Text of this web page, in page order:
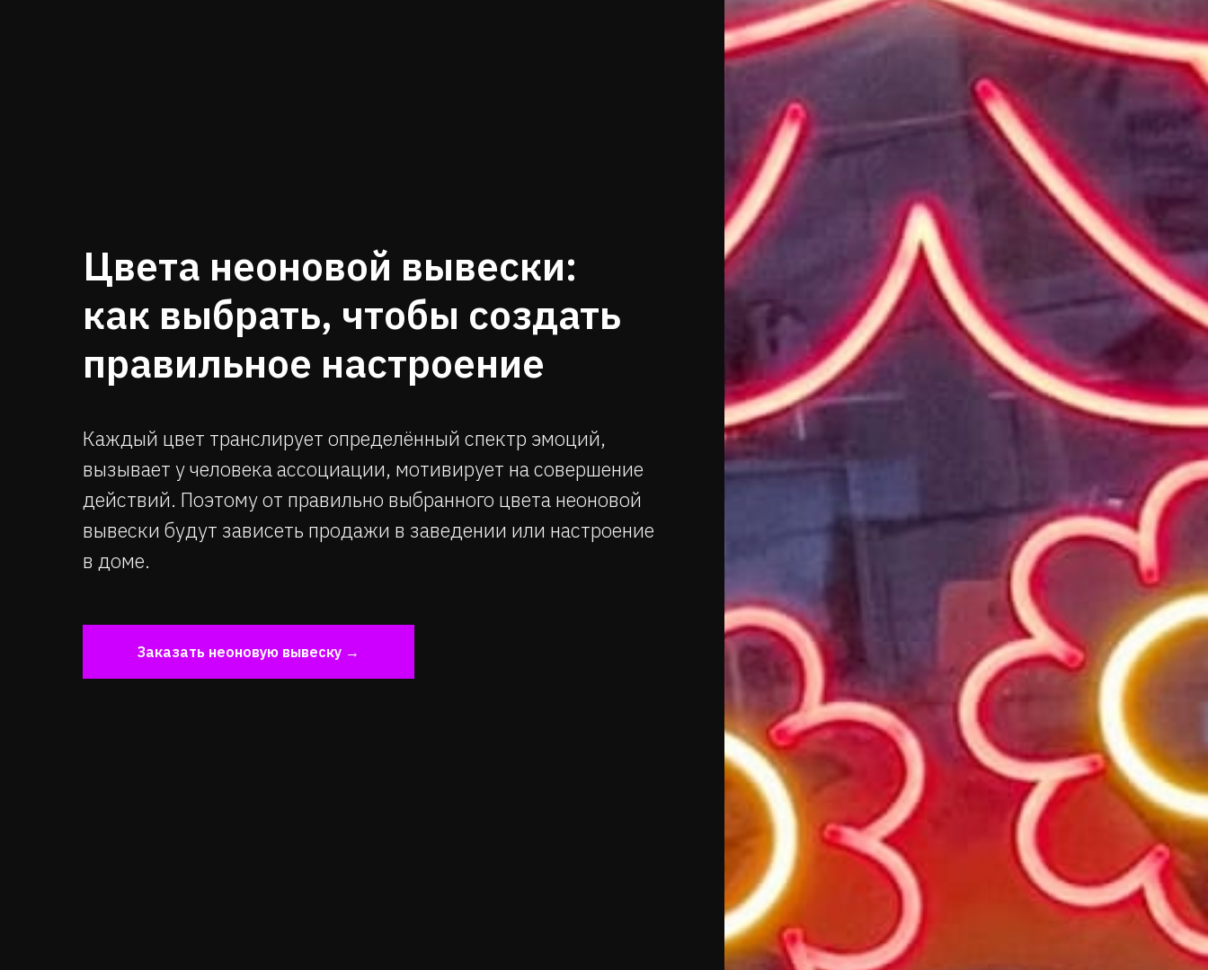
Цвета неоновой вывески:
как выбрать, чтобы создать
правильное настроение
Каждый цвет транслирует определённый спектр эмоций,
вызывает у человека ассоциации, мотивирует на совершение
действий. Поэтому от правильно выбранного цвета неоновой
вывески будут зависеть продажи в заведении или настроение
в доме.
Заказать неоновую вывеску →